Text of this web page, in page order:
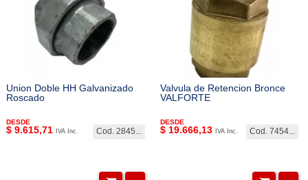
Union Doble HH Galvanizado
Roscado
Cod. 2845...
DESDE
$ 9.615,71 IVA Inc.
Valvula de Retencion Bronce
VALFORTE
Cod. 7454...
DESDE
$ 19.666,13 IVA Inc.